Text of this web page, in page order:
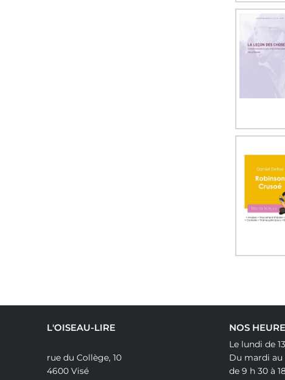
L'OISEAU-LIRE
rue du Collège, 10
4600 Visé
NOS
Le lundi de
Du mardi au
de 9 h 30 à